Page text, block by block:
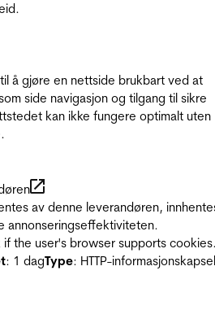
å gjøre en nettside brukbart ved at
side navigasjon og tilgang til sikre
kan ikke fungere optimalt uten
av denne leverandøren,
annonseringseffektiviteten.
if the user's browser supports
: 1 dagType: HTTP-informasjonskapsel